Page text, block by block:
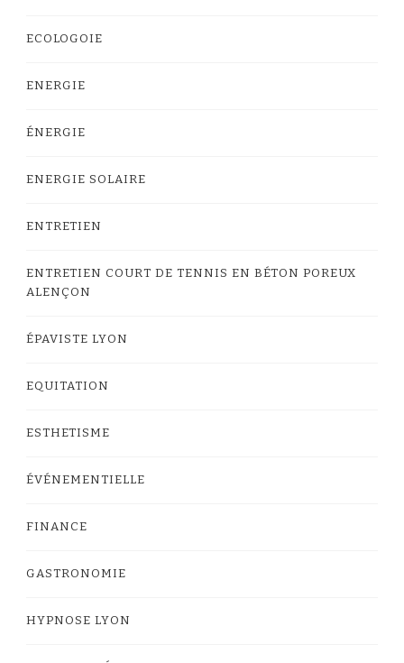
ECOLOGOIE
ENERGIE
ÉNERGIE
ENERGIE SOLAIRE
ENTRETIEN
ENTRETIEN COURT DE TENNIS EN BÉTON POREUX
ALENÇON
ÉPAVISTE LYON
EQUITATION
ESTHETISME
ÉVÉNEMENTIELLE
FINANCE
GASTRONOMIE
HYPNOSE LYON